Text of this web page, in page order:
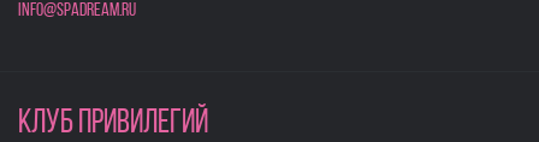
info@spadream.ru
КЛУБ ПРИВИЛЕГИЙ